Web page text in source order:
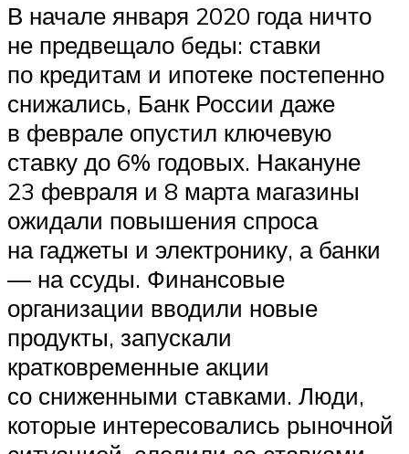
В начале января 2020 года ничто
не предвещало беды: ставки
по кредитам и ипотеке постепенно
снижались, Банк России даже
в феврале опустил ключевую
ставку до 6% годовых. Накануне
23 февраля и 8 марта магазины
ожидали повышения спроса
на гаджеты и электронику, а банки
— на ссуды. Финансовые
организации вводили новые
продукты, запускали
кратковременные акции
со сниженными ставками. Люди,
которые интересовались рыночной